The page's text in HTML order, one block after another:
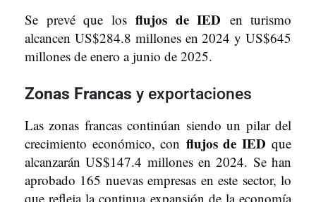
Se prevé que los flujos de IED en turismo
alcancen US$284.8 millones en 2024 y US$645
millones de enero a junio de 2025.
Zonas Francas y exportaciones
Las zonas francas continúan siendo un pilar del
crecimiento económico, con flujos de IED que
alcanzarán US$147.4 millones en 2024. Se han
aprobado 165 nuevas empresas en este sector, lo
que refleja la continua expansión de la economía